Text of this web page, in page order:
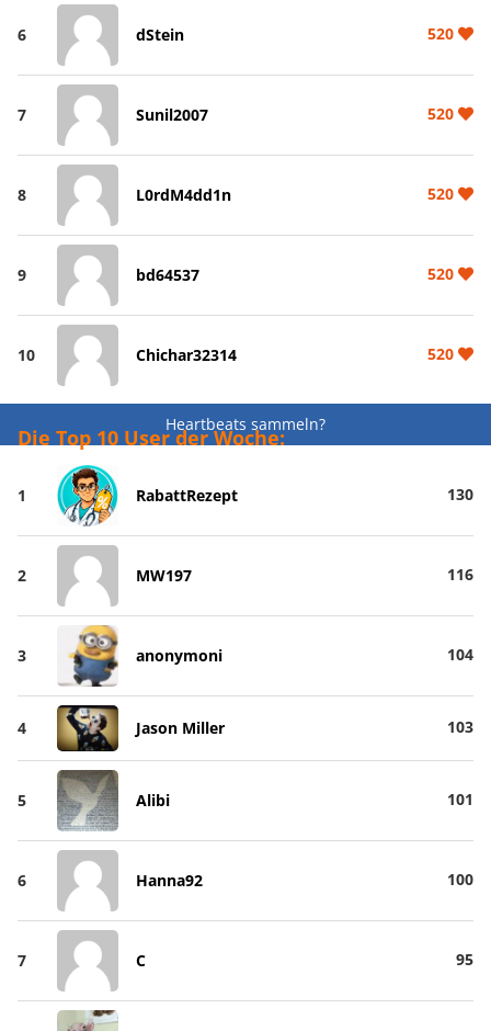
6 dStein 520
7 Sunil2007 520
8 L0rdM4dd1n 520
9 bd64537 520
10 Chichar32314 520
Heartbeats sammeln?
Die Top 10 User der Woche:
1 RabattRezept 130
2 MW197 116
3 anonymoni 104
4 Jason Miller 103
5 Alibi 101
6 Hanna92 100
7 C 95